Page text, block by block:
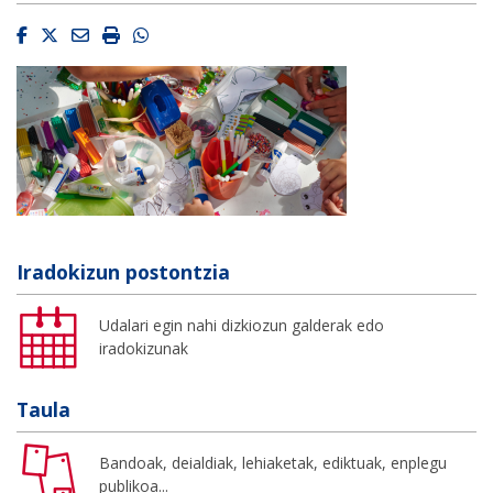
Facebook
Twitter
EmailImprimirWhatsapp
Iradokizun postontzia
Udalari egin nahi dizkiozun galderak edo
iradokizunak
Taula
Bandoak, deialdiak, lehiaketak, ediktuak, enplegu
publikoa...